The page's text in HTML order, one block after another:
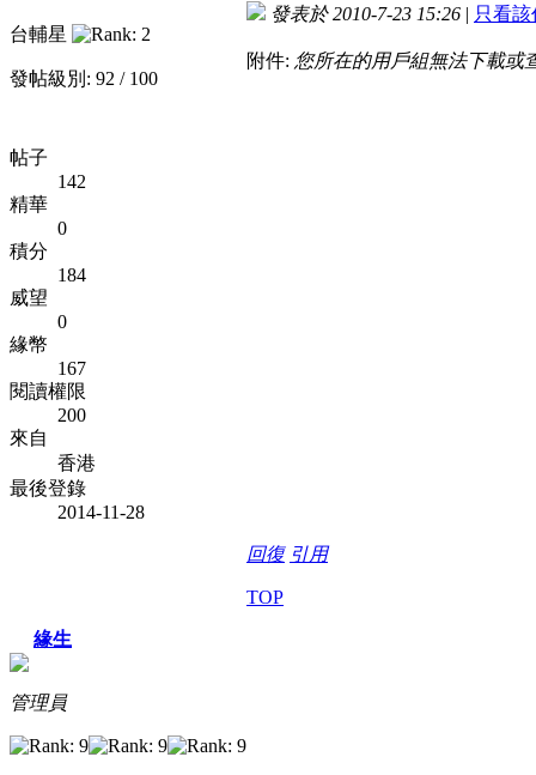
台輔星
發帖級別: 92 / 100
帖子
142
精華
0
積分
184
威望
0
緣幣
167
閱讀權限
200
來自
香港
最後登錄
2014-11-28
發表於 2010-7-23 15:26 | 只看該
附件: 您所在的用戶組無法下載或
回復 引用
TOP
緣生
管理員